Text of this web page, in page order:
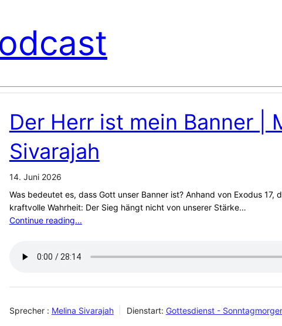
Der Herr ist mein Banner |
Sivarajah
14. Juni 2026
Was bedeutet es, dass Gott unser Banner ist? Anhand von Exodus
kraftvolle Wahrheit: Der Sieg hängt nicht von unserer Stärke…
Continue reading...
Sprecher : Melina Sivarajah Dienstart: Gottesdienst -